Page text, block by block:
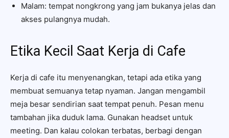
Malam: tempat nongkrong yang jam bukanya jelas dan
akses pulangnya mudah.
Etika Kecil Saat Kerja di Cafe
Kerja di cafe itu menyenangkan, tetapi ada etika yang
membuat semuanya tetap nyaman. Jangan mengambil
meja besar sendirian saat tempat penuh. Pesan menu
tambahan jika duduk lama. Gunakan headset untuk
meeting. Dan kalau colokan terbatas, berbagi dengan